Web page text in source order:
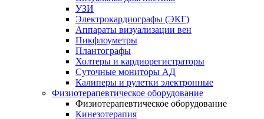
УЗИ
Электрокардиографы (ЭКГ)
Аппараты визуализации вен
Пикфлоуметры
Плантографы
Холтеры и кардиорегистраторы
Суточные мониторы АД
Калиперы и рулетки электронные
Физиотерапевтическое оборудование
Физиотерапевтическое оборудование
Кинезотерапия